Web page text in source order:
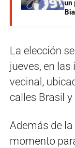
un
La elección
jueves, en
vecinal,
calles Brasil y
Además de
momento